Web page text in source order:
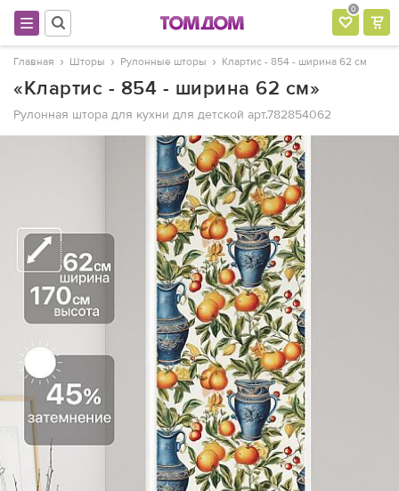
0
Главная Шторы Рулонные шторы Клартис - 854 - ширина 62 см
«Клартис - 854 - ширина 62 см»
Рулонная штора для кухни для детской арт.782854062